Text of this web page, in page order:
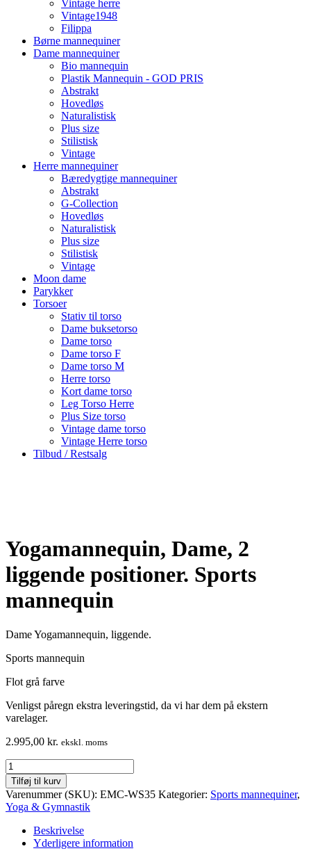
Vintage herre
Vintage1948
Filippa
Børne mannequiner
Dame mannequiner
Bio mannequin
Plastik Mannequin - GOD PRIS
Abstrakt
Hovedløs
Naturalistisk
Plus size
Stilistisk
Vintage
Herre mannequiner
Bæredygtige mannequiner
Abstrakt
G-Collection
Hovedløs
Naturalistisk
Plus size
Stilistisk
Vintage
Moon dame
Parykker
Torsoer
Stativ til torso
Dame buksetorso
Dame torso
Dame torso F
Dame torso M
Herre torso
Kort dame torso
Leg Torso Herre
Plus Size torso
Vintage dame torso
Vintage Herre torso
Tilbud / Restsalg
Yogamannequin, Dame, 2
liggende positioner. Sports
mannequin
Dame Yogamannequin, liggende.
Sports mannequin
Flot grå farve
Venligst påregn ekstra leveringstid, da vi har dem på ekstern
varelager.
2.995,00 kr. ekskl. moms
Yogamannequin,
Dame,
2
liggende
positioner.
Sports
mannequin
Tilføj til kurv
Varenummer (SKU): EMC-WS35 Kategorier: Sports mannequiner,
Yoga & Gymnastik
Beskrivelse
Yderligere information